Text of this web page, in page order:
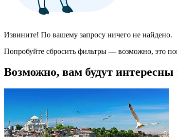
Извините! По вашему запросу ничего не найдено.
Попробуйте сбросить фильтры — возможно, это
Возможно, вам будут